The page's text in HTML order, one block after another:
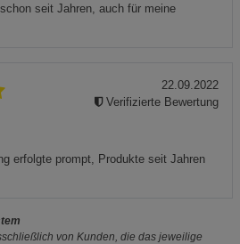
seit Jahren, auch für meine
erfolgte prompt, Produkte seit Jahren
22.09.2022
Verifizierte Bewertung
von Kunden, die das jeweilige